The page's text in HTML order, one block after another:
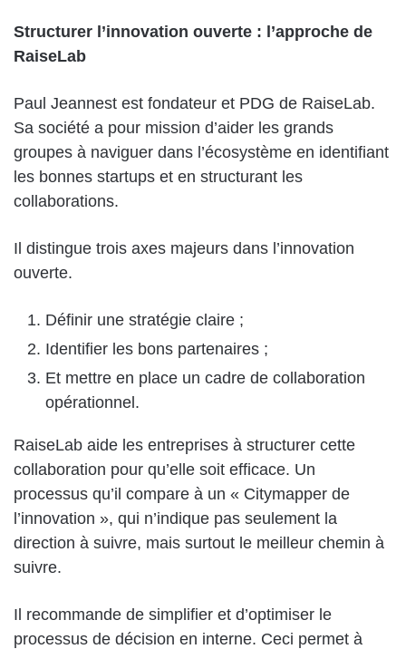
Structurer l’innovation ouverte : l’approche de
RaiseLab
Paul Jeannest est fondateur et PDG de RaiseLab.
Sa société a pour mission d’aider les grands
groupes à naviguer dans l’écosystème en identifiant
les bonnes startups et en structurant les
collaborations.
Il distingue trois axes majeurs dans l’innovation
ouverte.
Définir une stratégie claire ;
Identifier les bons partenaires ;
Et mettre en place un cadre de collaboration
opérationnel.
RaiseLab aide les entreprises à structurer cette
collaboration pour qu’elle soit efficace. Un
processus qu’il compare à un « Citymapper de
l’innovation », qui n’indique pas seulement la
direction à suivre, mais surtout le meilleur chemin à
suivre.
Il recommande de simplifier et d’optimiser le
processus de décision en interne. Ceci permet à